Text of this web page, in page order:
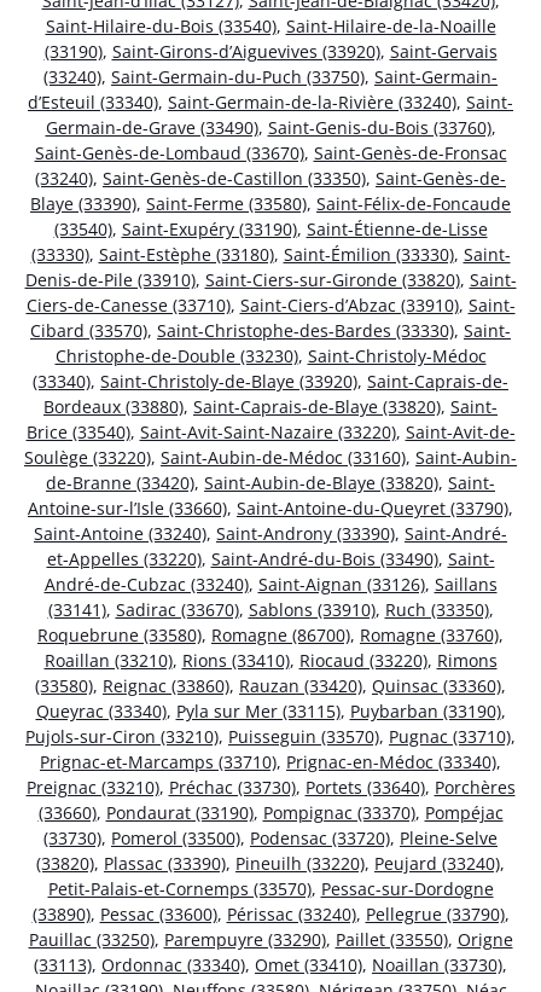
Saint-Hilaire-du-Bois (33540), Saint-Hilaire-de-la-Noaille
(33190), Saint-Girons-d’Aiguevives (33920), Saint-Gervais
(33240), Saint-Germain-du-Puch (33750), Saint-Germain-
d’Esteuil (33340), Saint-Germain-de-la-Rivière (33240), Saint-
Germain-de-Grave (33490), Saint-Genis-du-Bois (33760),
Saint-Genès-de-Lombaud (33670), Saint-Genès-de-Fronsac
(33240), Saint-Genès-de-Castillon (33350), Saint-Genès-de-
Blaye (33390), Saint-Ferme (33580), Saint-Félix-de-Foncaude
(33540), Saint-Exupéry (33190), Saint-Étienne-de-Lisse
(33330), Saint-Estèphe (33180), Saint-Émilion (33330), Saint-
Denis-de-Pile (33910), Saint-Ciers-sur-Gironde (33820), Saint-
Ciers-de-Canesse (33710), Saint-Ciers-d’Abzac (33910), Saint-
Cibard (33570), Saint-Christophe-des-Bardes (33330), Saint-
Christophe-de-Double (33230), Saint-Christoly-Médoc
(33340), Saint-Christoly-de-Blaye (33920), Saint-Caprais-de-
Bordeaux (33880), Saint-Caprais-de-Blaye (33820), Saint-
Brice (33540), Saint-Avit-Saint-Nazaire (33220), Saint-Avit-de-
Soulège (33220), Saint-Aubin-de-Médoc (33160), Saint-Aubin-
de-Branne (33420), Saint-Aubin-de-Blaye (33820), Saint-
Antoine-sur-l’Isle (33660), Saint-Antoine-du-Queyret (33790),
Saint-Antoine (33240), Saint-Androny (33390), Saint-André-
et-Appelles (33220), Saint-André-du-Bois (33490), Saint-
André-de-Cubzac (33240), Saint-Aignan (33126), Saillans
(33141), Sadirac (33670), Sablons (33910), Ruch (33350),
Roquebrune (33580), Romagne (86700), Romagne (33760),
Roaillan (33210), Rions (33410), Riocaud (33220), Rimons
(33580), Reignac (33860), Rauzan (33420), Quinsac (33360),
Queyrac (33340), Pyla sur Mer (33115), Puybarban (33190),
Pujols-sur-Ciron (33210), Puisseguin (33570), Pugnac (33710),
Prignac-et-Marcamps (33710), Prignac-en-Médoc (33340),
Preignac (33210), Préchac (33730), Portets (33640), Porchères
(33660), Pondaurat (33190), Pompignac (33370), Pompéjac
(33730), Pomerol (33500), Podensac (33720), Pleine-Selve
(33820), Plassac (33390), Pineuilh (33220), Peujard (33240),
Petit-Palais-et-Cornemps (33570), Pessac-sur-Dordogne
(33890), Pessac (33600), Périssac (33240), Pellegrue (33790),
Pauillac (33250), Parempuyre (33290), Paillet (33550), Origne
(33113), Ordonnac (33340), Omet (33410), Noaillan (33730),